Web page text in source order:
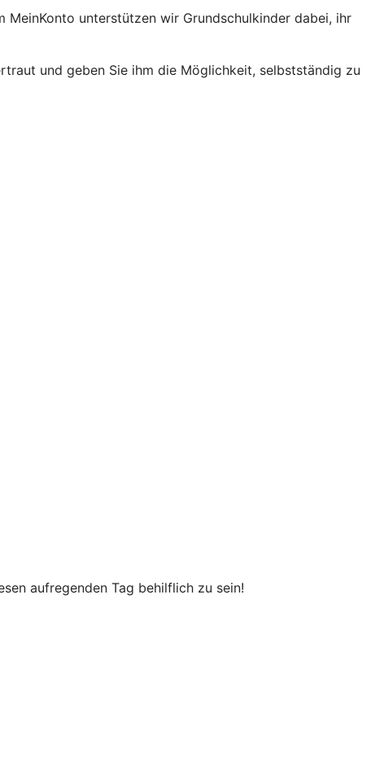
unterstützen wir Grundschulkinder dabei, ihr
und geben Sie ihm die Möglichkeit, selbstständig zu
aufregenden Tag behilflich zu sein!